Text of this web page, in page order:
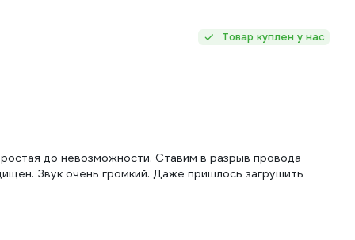
Товар куплен у нас
до невозможности. Ставим в разрыв провода
Звук очень громкий. Даже пришлось загрушить